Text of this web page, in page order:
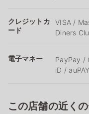
クレジットカ
ード
VISA /
Diners
電子マネー
PayPay /
iD /
この店舗の近く